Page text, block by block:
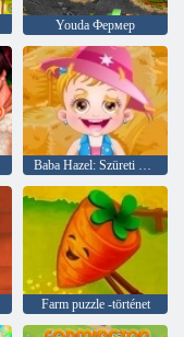
Youda Фермер
Baba Hazel: Szüreti Fesztivál
Farm puzzle -történet